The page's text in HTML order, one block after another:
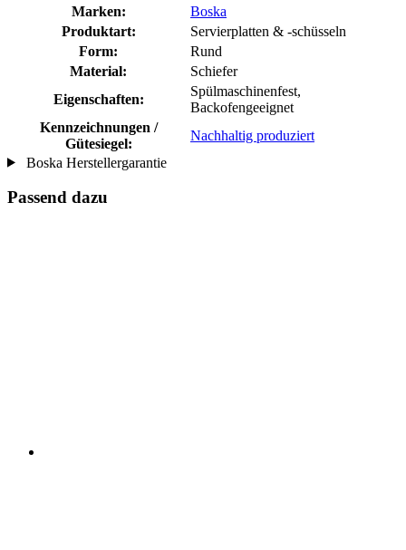
Marken:
Boska
Produktart:
Servierplatten & -schüsseln
Form:
Rund
Material:
Schiefer
Eigenschaften:
Spülmaschinenfest,
Backofengeeignet
Kennzeichnungen /
Gütesiegel:
Nachhaltig produziert
Boska Herstellergarantie
Passend dazu